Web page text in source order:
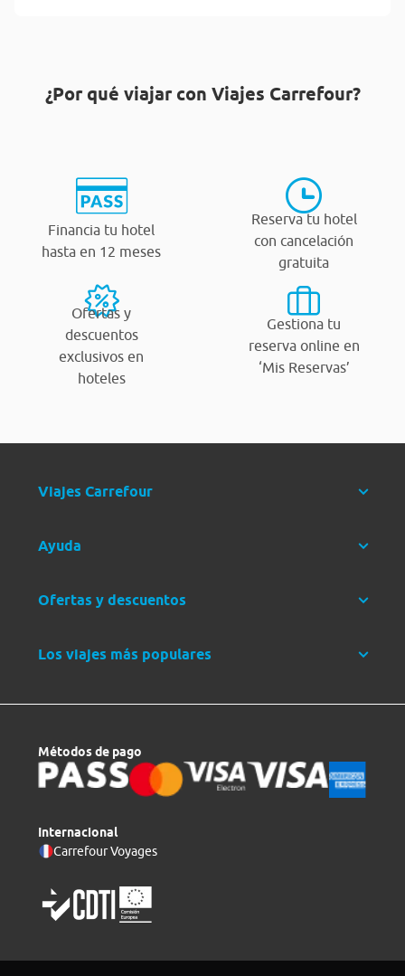
¿Por qué viajar con Viajes Carrefour?
Financia tu hotel
hasta en 12 meses
Reserva tu hotel
con cancelación
gratuita
Ofertas y
descuentos
exclusivos en
hoteles
Gestiona tu
reserva online en
‘Mis Reservas’
Viajes Carrefour
Ayuda
Ofertas y descuentos
Los viajes más populares
Métodos de pago
Internacional
Carrefour Voyages